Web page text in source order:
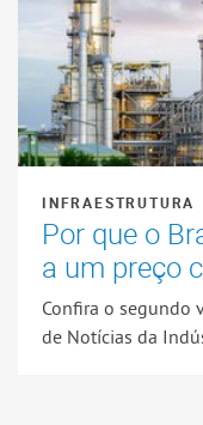
INFRAESTRUTURA
Por que o
a um preço
Confira o segundo
de Notícias da